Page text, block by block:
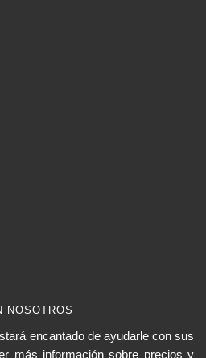
NOSOTROS
encantado de ayudarle con sus
más información sobre precios y